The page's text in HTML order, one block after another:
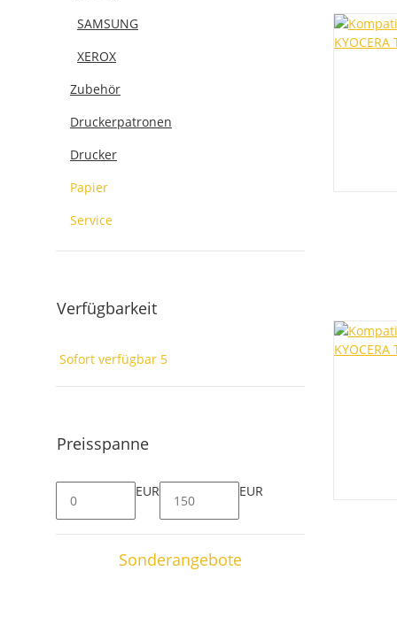
SAMSUNG
XEROX
Zubehör
Druckerpatronen
Drucker
Papier
Service
Verfügbarkeit
Sofort verfügbar 5
Preisspanne
EUR EUR
Sonderangebote